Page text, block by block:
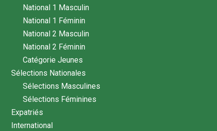
National 1 Masculin
National 1 Féminin
National 2 Masculin
National 2 Féminin
Catégorie Jeunes
Sélections Nationales
Sélections Masculines
Sélections Féminines
Expatriés
International